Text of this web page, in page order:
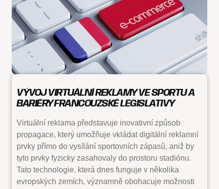
VÝVOJ VIRTUÁLNÍ REKLAMY VE SPORTU A
BARIÉRY FRANCOUZSKÉ LEGISLATIVY
Virtuální reklama představuje inovativní způsob
propagace, který umožňuje vkládat digitální reklamní
prvky přímo do vysílání sportovních zápasů, aniž by
tyto prvky fyzicky zasahovaly do prostoru stadiónu.
Tato technologie, která dnes funguje v několika
evropských zemích, významně obohacuje možnosti